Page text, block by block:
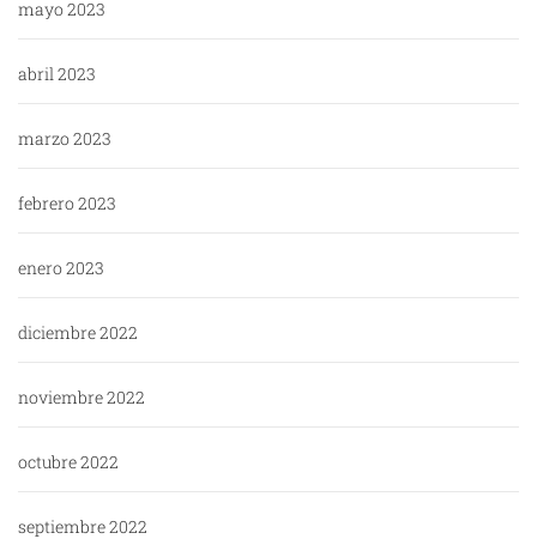
mayo 2023
abril 2023
marzo 2023
febrero 2023
enero 2023
diciembre 2022
noviembre 2022
octubre 2022
septiembre 2022